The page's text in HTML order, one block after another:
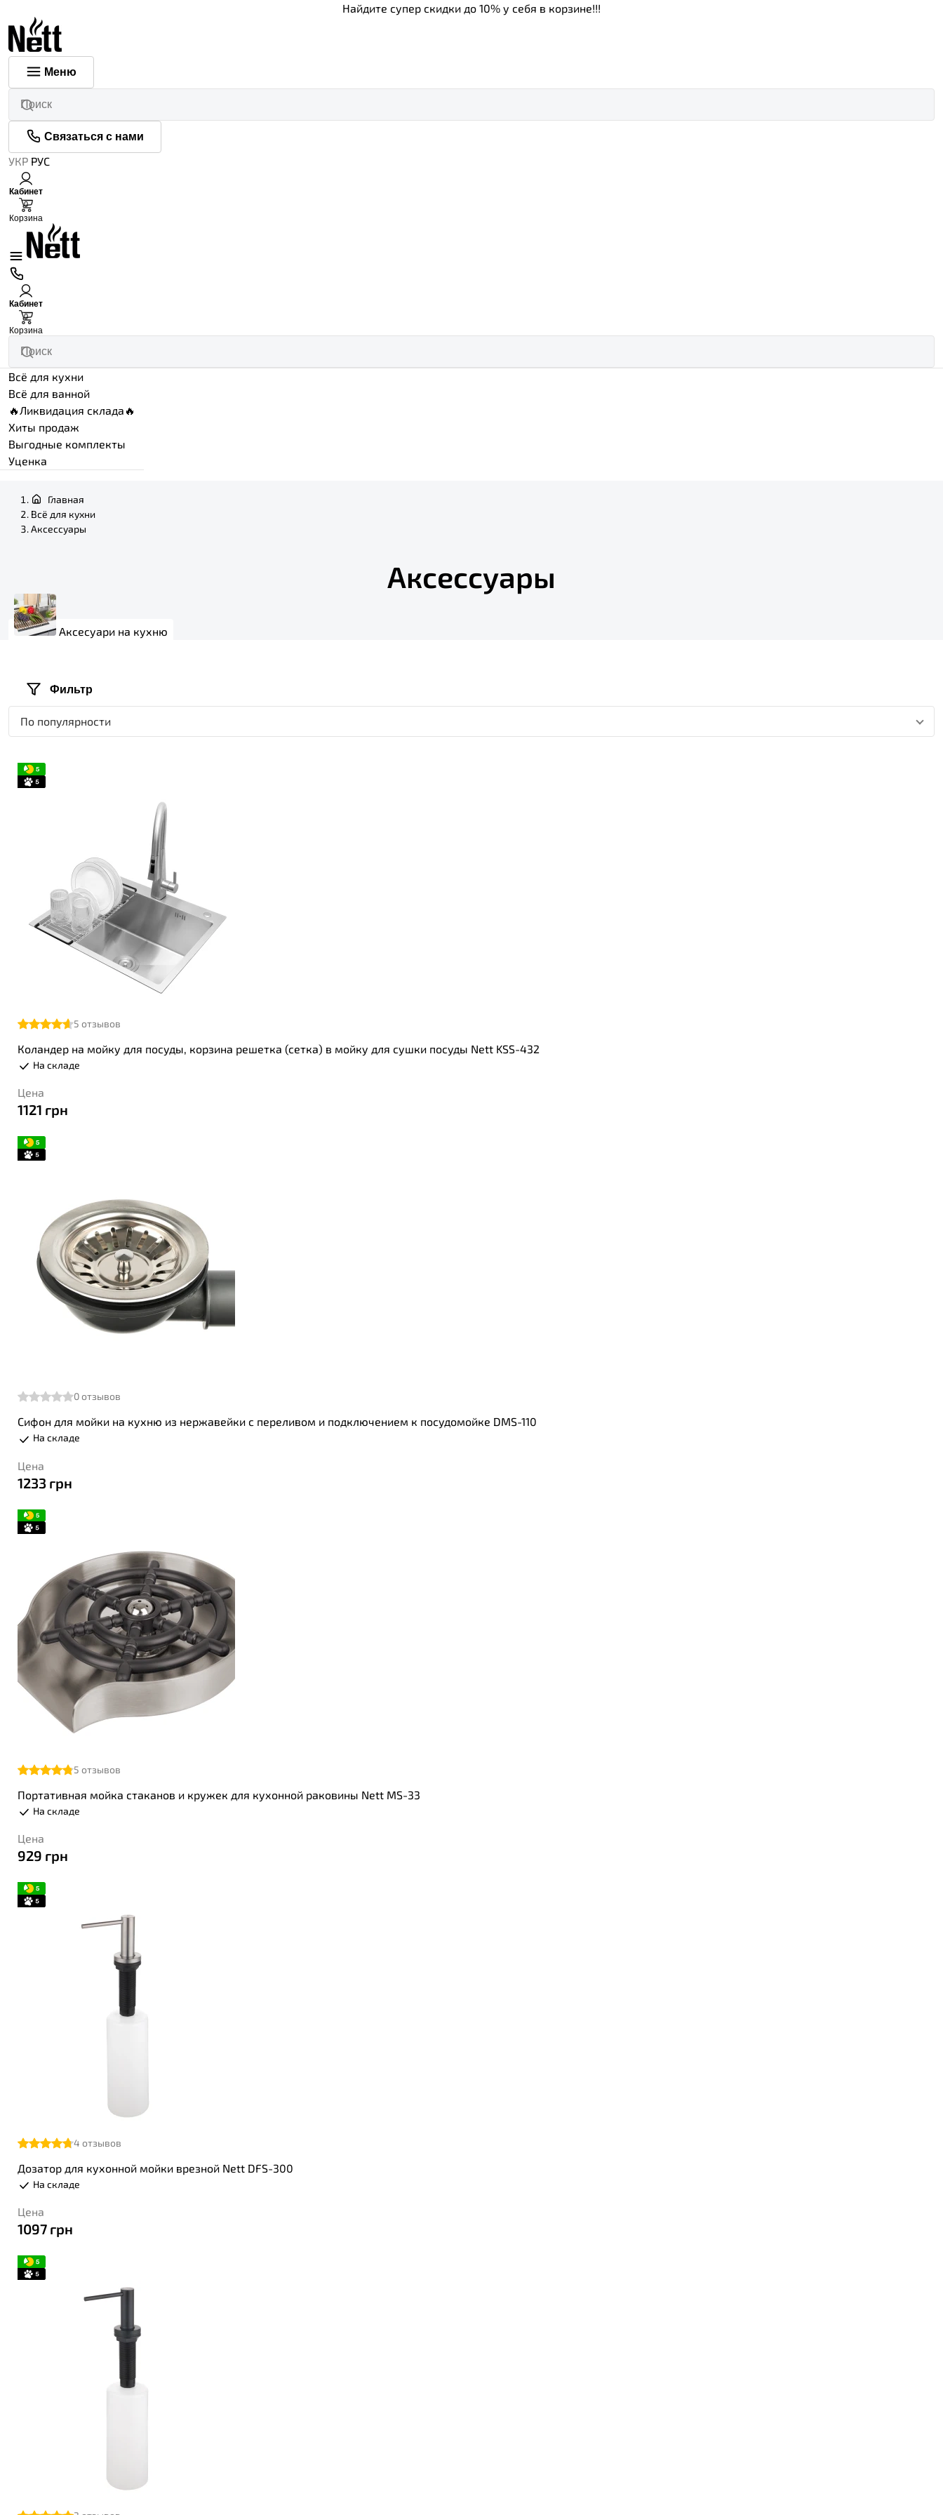
Найдите супер скидки до 10% у себя в корзине!!!
Меню
Связаться с нами
УКР РУС
Кабинет
0
Корзина
Кабинет
0
Корзина
Всё для кухни
Всё для ванной
🔥Ликвидация склада🔥
Хиты продаж
Выгодные комплекты
Уценка
Главная
Всё для кухни
Аксессуары
Аксессуары
Аксесуари на кухню
Фильтр
По популярности
5 отзывов
Коландер на мойку для посуды, корзина решетка (сетка) в мойку для сушки посуды Nett KSS-432
На складе
Цена
1121 грн
0отзывов
Сифон для мойки на кухню из нержавейки с переливом и подключением к посудомойке DMS-110
На складе
Цена
1233 грн
5 отзывов
Портативная мойка стаканов и кружек для кухонной раковины Nett MS-33
На складе
Цена
929 грн
4 отзывов
Дозатор для кухонной мойки врезной Nett DFS-300
На складе
Цена
1097 грн